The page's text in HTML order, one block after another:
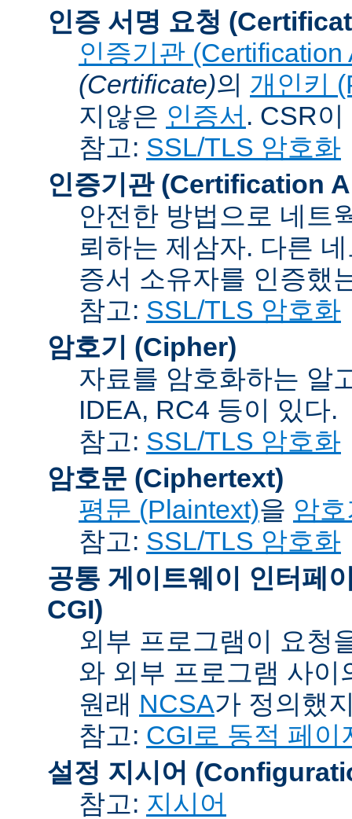
인증 서명 요청
인증기관 (Certification
(Certificate)의 개인키
지않은 인증서 . CSR
참고: SSL/TLS 암호화
인증기관 (Certification
안전한 방법으로 네트
뢰하는 제삼자. 다른
증서 소유자를 인증했
참고: SSL/TLS 암호화
암호기 (Cipher)
자료를 암호화하는 알
IDEA, RC4 등이 있다.
참고: SSL/TLS 암호화
암호문 (Ciphertext)
평문 (Plaintext)을 암
참고: SSL/TLS 암호화
공통 게이트웨이 인터페
CGI)
외부 프로그램이 요청
와 외부 프로그램 사
원래 NCSA가 정의했
참고: CGI로 동적 페이
설정 지시어
참고: 지시어